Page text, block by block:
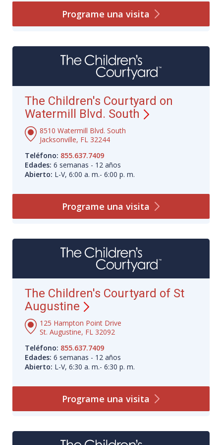
Programe una visita
The Children's Courtyard on
Watermill Blvd. South
8510 Watermill Blvd. South
Jacksonville, FL 32244
Teléfono: 855.637.7409
Edades: 6 semanas - 12 años
Abierto: L-V, 6:00 a. m.- 6:00 p. m.
Programe una visita
The Children's Courtyard of St
Augustine
125 Hampton Point Drive
St. Augustine, FL 32092
Teléfono: 855.637.7409
Edades: 6 semanas - 12 años
Abierto: L-V, 6:30 a. m.- 6:30 p. m.
Programe una visita